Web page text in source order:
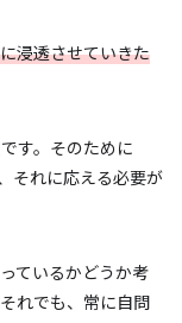
浸透させていきた
す。そのために
それに応える必要が
ているかどうか考
れでも、常に自問